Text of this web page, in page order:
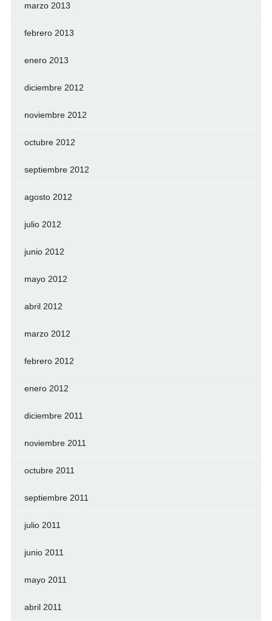
marzo 2013
febrero 2013
enero 2013
diciembre 2012
noviembre 2012
octubre 2012
septiembre 2012
agosto 2012
julio 2012
junio 2012
mayo 2012
abril 2012
marzo 2012
febrero 2012
enero 2012
diciembre 2011
noviembre 2011
octubre 2011
septiembre 2011
julio 2011
junio 2011
mayo 2011
abril 2011